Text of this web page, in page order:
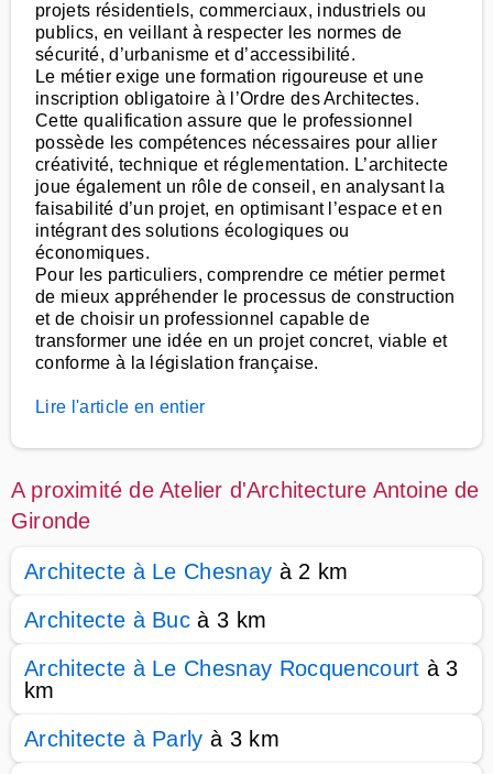
projets résidentiels, commerciaux, industriels ou
publics, en veillant à respecter les normes de
sécurité, d’urbanisme et d’accessibilité.
Le métier exige une formation rigoureuse et une
inscription obligatoire à l’Ordre des Architectes.
Cette qualification assure que le professionnel
possède les compétences nécessaires pour allier
créativité, technique et réglementation. L’architecte
joue également un rôle de conseil, en analysant la
faisabilité d’un projet, en optimisant l’espace et en
intégrant des solutions écologiques ou
économiques.
Pour les particuliers, comprendre ce métier permet
de mieux appréhender le processus de construction
et de choisir un professionnel capable de
transformer une idée en un projet concret, viable et
conforme à la législation française.
Lire l'article en entier
A proximité de Atelier d'Architecture Antoine de
Gironde
Architecte à Le Chesnay à 2 km
Architecte à Buc à 3 km
Architecte à Le Chesnay Rocquencourt à 3
km
Architecte à Parly à 3 km